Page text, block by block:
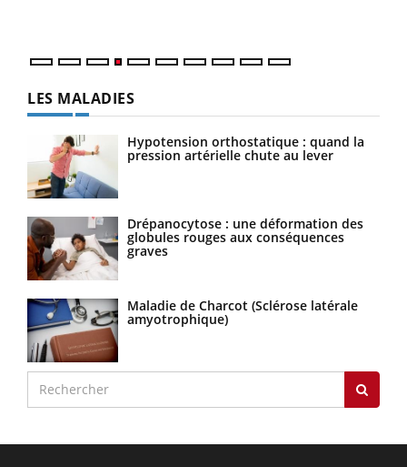
LES MALADIES
Hypotension orthostatique : quand la
pression artérielle chute au lever
Drépanocytose : une déformation des
globules rouges aux conséquences
graves
Maladie de Charcot (Sclérose latérale
amyotrophique)